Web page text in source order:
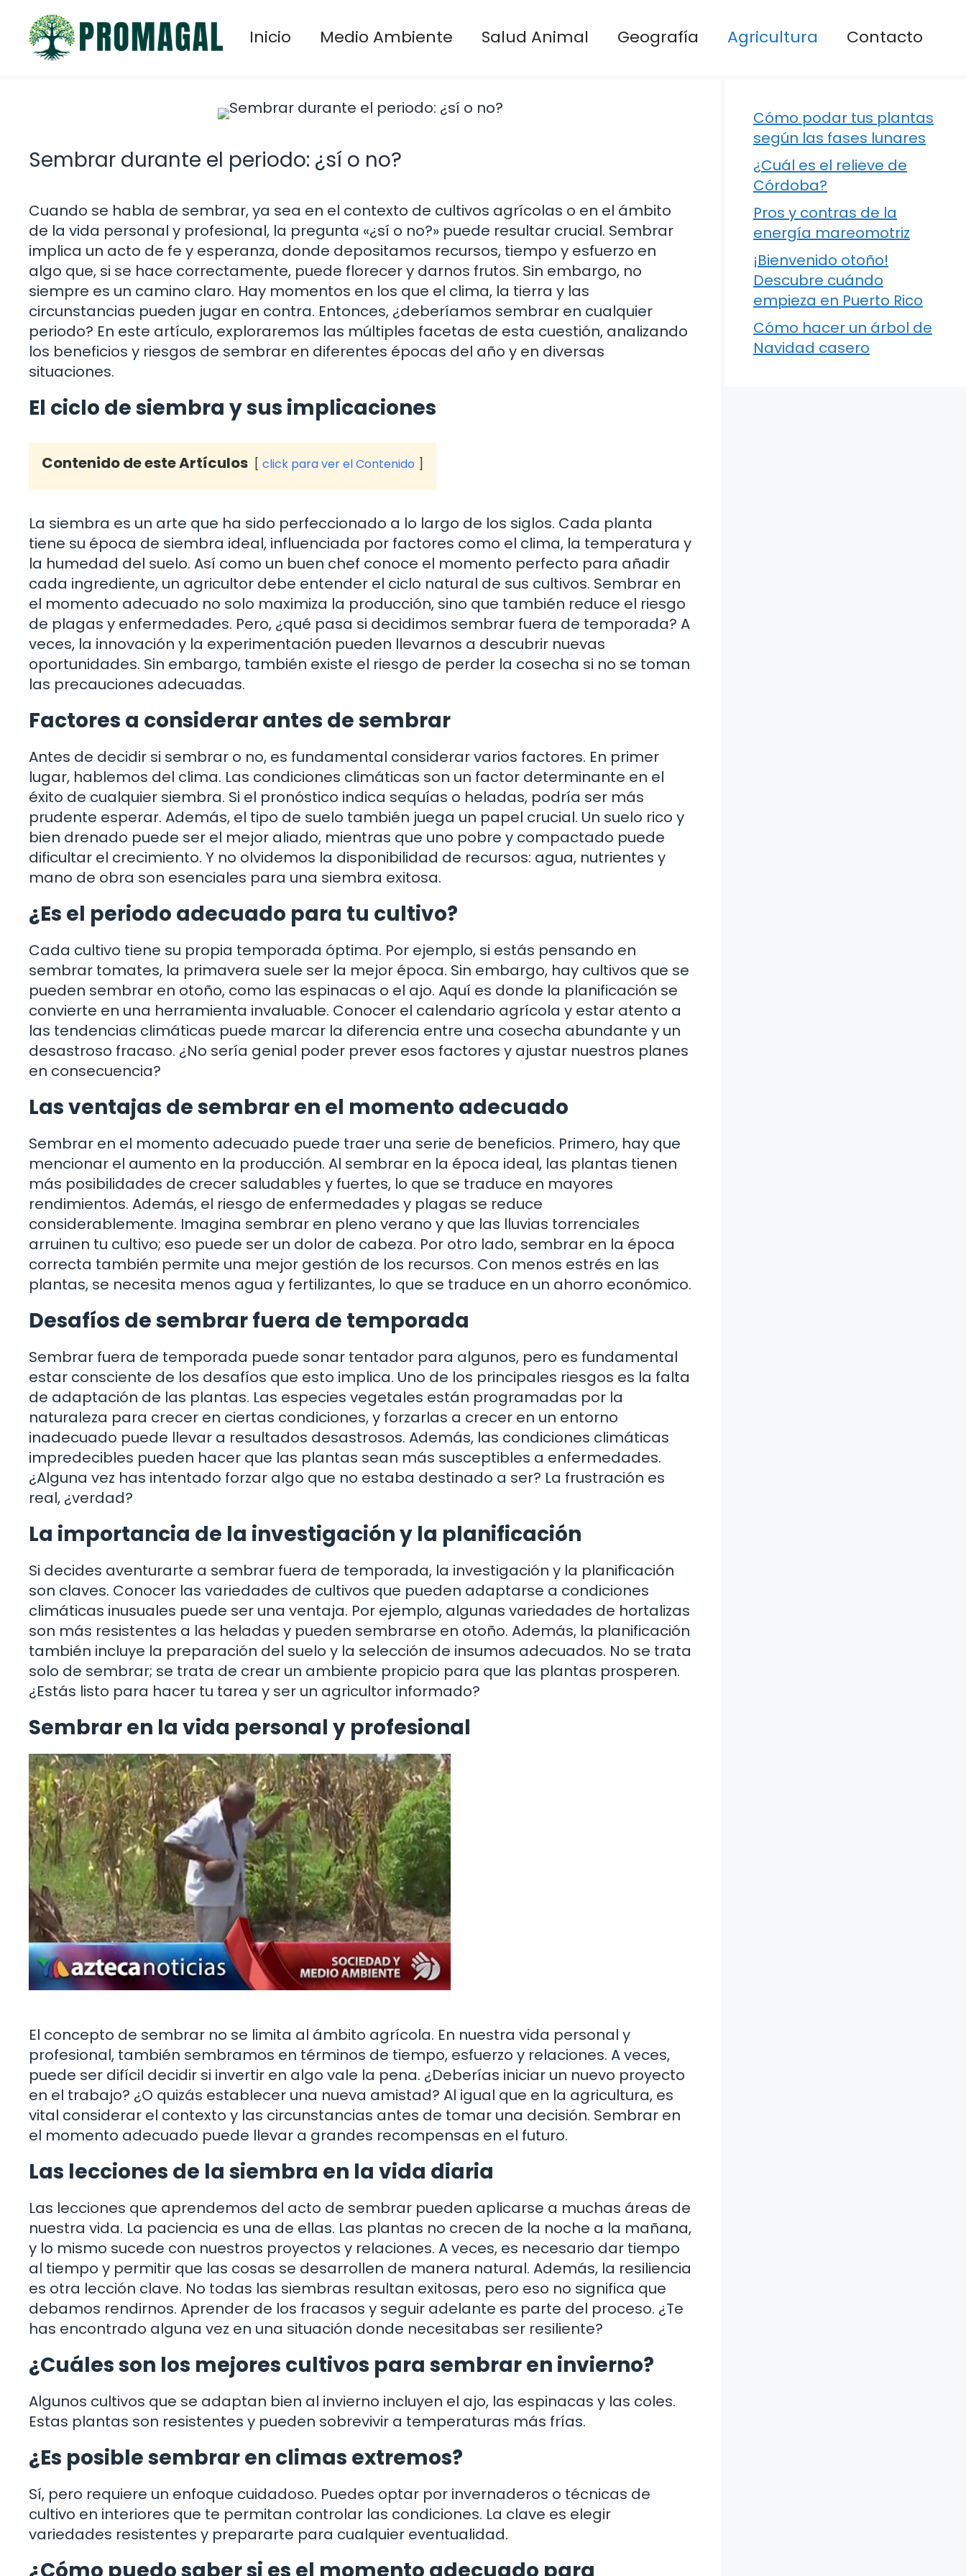
contenido
Inicio Medio Ambiente Salud Animal Geografía Agricultura Contacto
Sembrar durante el periodo: ¿sí o no?
Cuando se habla de sembrar, ya sea en el contexto de cultivos agrícolas o en el ámbito
de la vida personal y profesional, la pregunta «¿sí o no?» puede resultar crucial. Sembrar
implica un acto de fe y esperanza, donde depositamos recursos, tiempo y esfuerzo en
algo que, si se hace correctamente, puede florecer y darnos frutos. Sin embargo, no
siempre es un camino claro. Hay momentos en los que el clima, la tierra y las
circunstancias pueden jugar en contra. Entonces, ¿deberíamos sembrar en cualquier
periodo? En este artículo, exploraremos las múltiples facetas de esta cuestión, analizando
los beneficios y riesgos de sembrar en diferentes épocas del año y en diversas
situaciones.
El ciclo de siembra y sus implicaciones
Contenido de este Artículos click para ver el Contenido
La siembra es un arte que ha sido perfeccionado a lo largo de los siglos. Cada planta
tiene su época de siembra ideal, influenciada por factores como el clima, la temperatura y
la humedad del suelo. Así como un buen chef conoce el momento perfecto para añadir
cada ingrediente, un agricultor debe entender el ciclo natural de sus cultivos. Sembrar en
el momento adecuado no solo maximiza la producción, sino que también reduce el riesgo
de plagas y enfermedades. Pero, ¿qué pasa si decidimos sembrar fuera de temporada? A
veces, la innovación y la experimentación pueden llevarnos a descubrir nuevas
oportunidades. Sin embargo, también existe el riesgo de perder la cosecha si no se toman
las precauciones adecuadas.
Factores a considerar antes de sembrar
Antes de decidir si sembrar o no, es fundamental considerar varios factores. En primer
lugar, hablemos del clima. Las condiciones climáticas son un factor determinante en el
éxito de cualquier siembra. Si el pronóstico indica sequías o heladas, podría ser más
prudente esperar. Además, el tipo de suelo también juega un papel crucial. Un suelo rico y
bien drenado puede ser el mejor aliado, mientras que uno pobre y compactado puede
dificultar el crecimiento. Y no olvidemos la disponibilidad de recursos: agua, nutrientes y
mano de obra son esenciales para una siembra exitosa.
¿Es el periodo adecuado para tu cultivo?
Cada cultivo tiene su propia temporada óptima. Por ejemplo, si estás pensando en
sembrar tomates, la primavera suele ser la mejor época. Sin embargo, hay cultivos que se
pueden sembrar en otoño, como las espinacas o el ajo. Aquí es donde la planificación se
convierte en una herramienta invaluable. Conocer el calendario agrícola y estar atento a
las tendencias climáticas puede marcar la diferencia entre una cosecha abundante y un
desastroso fracaso. ¿No sería genial poder prever esos factores y ajustar nuestros planes
en consecuencia?
Las ventajas de sembrar en el momento adecuado
Sembrar en el momento adecuado puede traer una serie de beneficios. Primero, hay que
mencionar el aumento en la producción. Al sembrar en la época ideal, las plantas tienen
más posibilidades de crecer saludables y fuertes, lo que se traduce en mayores
rendimientos. Además, el riesgo de enfermedades y plagas se reduce
considerablemente. Imagina sembrar en pleno verano y que las lluvias torrenciales
arruinen tu cultivo; eso puede ser un dolor de cabeza. Por otro lado, sembrar en la época
correcta también permite una mejor gestión de los recursos. Con menos estrés en las
plantas, se necesita menos agua y fertilizantes, lo que se traduce en un ahorro económico.
Desafíos de sembrar fuera de temporada
Sembrar fuera de temporada puede sonar tentador para algunos, pero es fundamental
estar consciente de los desafíos que esto implica. Uno de los principales riesgos es la falta
de adaptación de las plantas. Las especies vegetales están programadas por la
naturaleza para crecer en ciertas condiciones, y forzarlas a crecer en un entorno
inadecuado puede llevar a resultados desastrosos. Además, las condiciones climáticas
impredecibles pueden hacer que las plantas sean más susceptibles a enfermedades.
¿Alguna vez has intentado forzar algo que no estaba destinado a ser? La frustración es
real, ¿verdad?
La importancia de la investigación y la planificación
Si decides aventurarte a sembrar fuera de temporada, la investigación y la planificación
son claves. Conocer las variedades de cultivos que pueden adaptarse a condiciones
climáticas inusuales puede ser una ventaja. Por ejemplo, algunas variedades de hortalizas
son más resistentes a las heladas y pueden sembrarse en otoño. Además, la planificación
también incluye la preparación del suelo y la selección de insumos adecuados. No se trata
solo de sembrar; se trata de crear un ambiente propicio para que las plantas prosperen.
¿Estás listo para hacer tu tarea y ser un agricultor informado?
Sembrar en la vida personal y profesional
El concepto de sembrar no se limita al ámbito agrícola. En nuestra vida personal y
profesional, también sembramos en términos de tiempo, esfuerzo y relaciones. A veces,
puede ser difícil decidir si invertir en algo vale la pena. ¿Deberías iniciar un nuevo proyecto
en el trabajo? ¿O quizás establecer una nueva amistad? Al igual que en la agricultura, es
vital considerar el contexto y las circunstancias antes de tomar una decisión. Sembrar en
el momento adecuado puede llevar a grandes recompensas en el futuro.
Las lecciones de la siembra en la vida diaria
Las lecciones que aprendemos del acto de sembrar pueden aplicarse a muchas áreas de
nuestra vida. La paciencia es una de ellas. Las plantas no crecen de la noche a la mañana,
y lo mismo sucede con nuestros proyectos y relaciones. A veces, es necesario dar tiempo
al tiempo y permitir que las cosas se desarrollen de manera natural. Además, la resiliencia
es otra lección clave. No todas las siembras resultan exitosas, pero eso no significa que
debamos rendirnos. Aprender de los fracasos y seguir adelante es parte del proceso. ¿Te
has encontrado alguna vez en una situación donde necesitabas ser resiliente?
¿Cuáles son los mejores cultivos para sembrar en invierno?
Algunos cultivos que se adaptan bien al invierno incluyen el ajo, las espinacas y las coles.
Estas plantas son resistentes y pueden sobrevivir a temperaturas más frías.
¿Es posible sembrar en climas extremos?
Sí, pero requiere un enfoque cuidadoso. Puedes optar por invernaderos o técnicas de
cultivo en interiores que te permitan controlar las condiciones. La clave es elegir
variedades resistentes y prepararte para cualquier eventualidad.
¿Cómo puedo saber si es el momento adecuado para
Cómo podar tus plantas
según las fases lunares
¿Cuál es el relieve de
Córdoba?
Pros y contras de la
energía mareomotriz
¡Bienvenido otoño!
Descubre cuándo
empieza en Puerto Rico
Cómo hacer un árbol de
Navidad casero